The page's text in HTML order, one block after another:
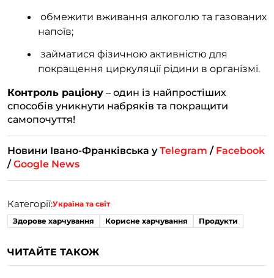
обмежити вживання алкоголю та газованих
напоїв;
займатися фізичною активністю для
покращення циркуляції рідини в організмі.
Контроль раціону – один із найпростіших
способів уникнути набряків та покращити
самопочуття!
Новини Івано-Франківська уTelegram / Facebook
/Google News
Категорії:Україна та світ
Здорове харчування
Корисне харчування Продукти
ЧИТАЙТЕ ТАКОЖ